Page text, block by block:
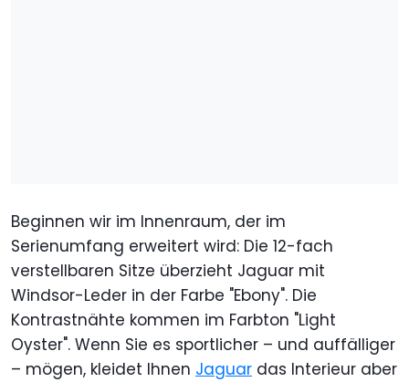
Beginnen wir im Innenraum, der im
Serienumfang erweitert wird: Die 12-fach
verstellbaren Sitze überzieht Jaguar mit
Windsor-Leder in der Farbe "Ebony". Die
Kontrastnähte kommen im Farbton "Light
Oyster". Wenn Sie es sportlicher – und auffälliger
– mögen, kleidet Ihnen Jaguar das Interieur aber